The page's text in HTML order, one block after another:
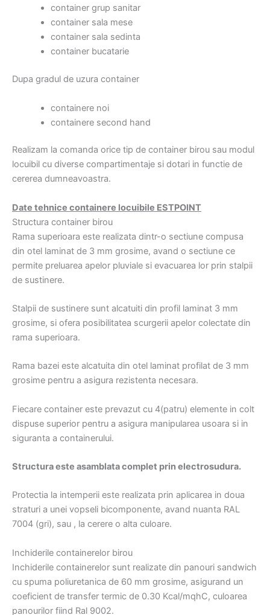
container grup sanitar
container sala mese
container sala sedinta
container bucatarie
Dupa gradul de uzura container
containere noi
containere second hand
Realizam la comanda orice tip de container birou sau modul
locuibil cu diverse compartimentaje si dotari in functie de
cererea dumneavoastra.
Date tehnice containere locuibile ESTPOINT
Structura container birou
Rama superioara este realizata dintr-o sectiune compusa
din otel laminat de 3 mm grosime, avand o sectiune ce
permite preluarea apelor pluviale si evacuarea lor prin stalpii
de sustinere.
Stalpii de sustinere sunt alcatuiti din profil laminat 3 mm
grosime, si ofera posibilitatea scurgerii apelor colectate din
rama superioara.
Rama bazei este alcatuita din otel laminat profilat de 3 mm
grosime pentru a asigura rezistenta necesara.
Fiecare container este prevazut cu 4(patru) elemente in colt
dispuse superior pentru a asigura manipularea usoara si in
siguranta a containerului.
Structura este asamblata complet prin electrosudura.
Protectia la intemperii este realizata prin aplicarea in doua
straturi a unei vopseli bicomponente, avand nuanta RAL
7004 (gri), sau , la cerere o alta culoare.
Inchiderile containerelor birou
Inchiderile containerelor sunt realizate din panouri sandwich
cu spuma poliuretanica de 60 mm grosime, asigurand un
coeficient de transfer termic de 0.30 Kcal/mqhC, culoarea
panourilor fiind Ral 9002.